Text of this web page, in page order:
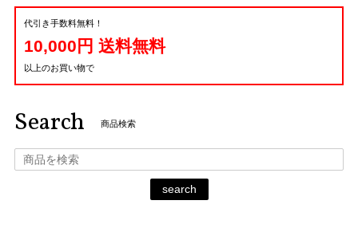
代引き手数料無料！
10,000円 送料無料
以上のお買い物で
Search 商品検索
search